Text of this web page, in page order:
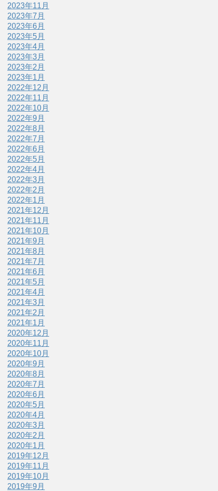
2023年11月
2023年7月
2023年6月
2023年5月
2023年4月
2023年3月
2023年2月
2023年1月
2022年12月
2022年11月
2022年10月
2022年9月
2022年8月
2022年7月
2022年6月
2022年5月
2022年4月
2022年3月
2022年2月
2022年1月
2021年12月
2021年11月
2021年10月
2021年9月
2021年8月
2021年7月
2021年6月
2021年5月
2021年4月
2021年3月
2021年2月
2021年1月
2020年12月
2020年11月
2020年10月
2020年9月
2020年8月
2020年7月
2020年6月
2020年5月
2020年4月
2020年3月
2020年2月
2020年1月
2019年12月
2019年11月
2019年10月
2019年9月